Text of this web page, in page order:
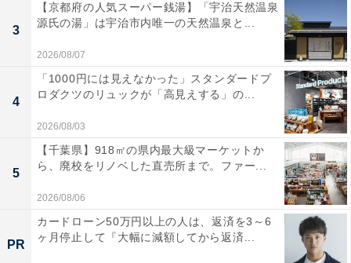
たLINEや電話もゼロ。さすがにしびれを切らした葉月さ
んが「貸したものをそろそろ返して」と連絡すると、驚
きの答えが返ってきたといいます。
「えー、あれ、返さなきゃダメなの？ 友達なんだから、
お祝いにそのままくれると思ってたのに」
その返信を見て、愕然としたという葉月さん。お祝いと
して5万円を包んでいたのに、まさか貸したはずのもの
まで……と、だんだん怒りがこみあげてきました。
3
【京都府の人気スーパー銭湯】「宇治天然温泉
源氏の湯」は宇治市内唯一の天然温泉と...
2026/08/07
4
「1000円には見えなかった」スタンダードプ
ロダクツのリュックが「高見えする」の...
2026/08/03
5
【千葉県】918㎡の県内最大級マーケットか
ら、廃校をリノベした直売所まで。ファー...
2026/08/06
PR
カードローン50万円以上の人は、返済を3～6
ヶ月停止して『大幅に減額してから返済...